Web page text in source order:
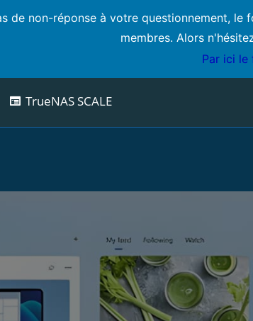
de non-réponse à votre questionnement,
membres. Alors
Par ici le
TrueNAS SCALE